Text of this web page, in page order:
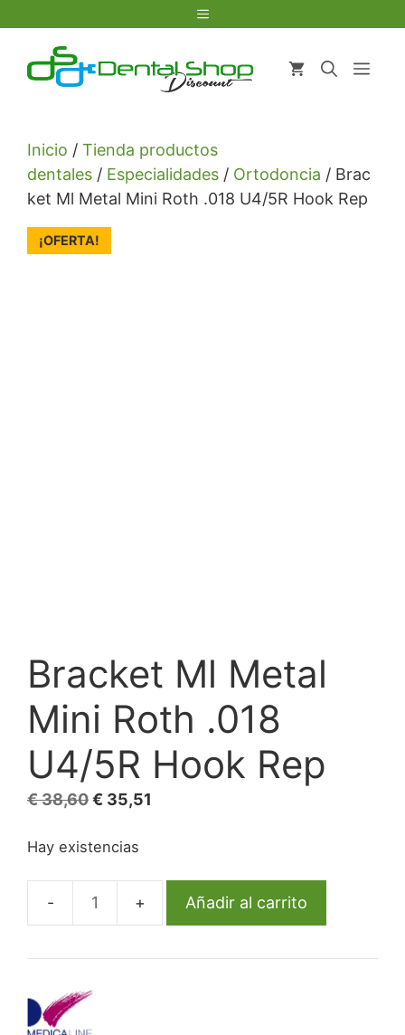
contenido
Menú
Inicio / Tienda productos
dentales / Especialidades / Ortodoncia / Brac
ket Ml Metal Mini Roth .018 U4/5R Hook Rep
¡OFERTA!
Bracket Ml Metal
Mini Roth .018
U4/5R Hook Rep
€38,60El
original
€ 38,60.
€ 35,51
€ 35,51.
Hay existencias
Bracket
Metal
Añadir al carrito